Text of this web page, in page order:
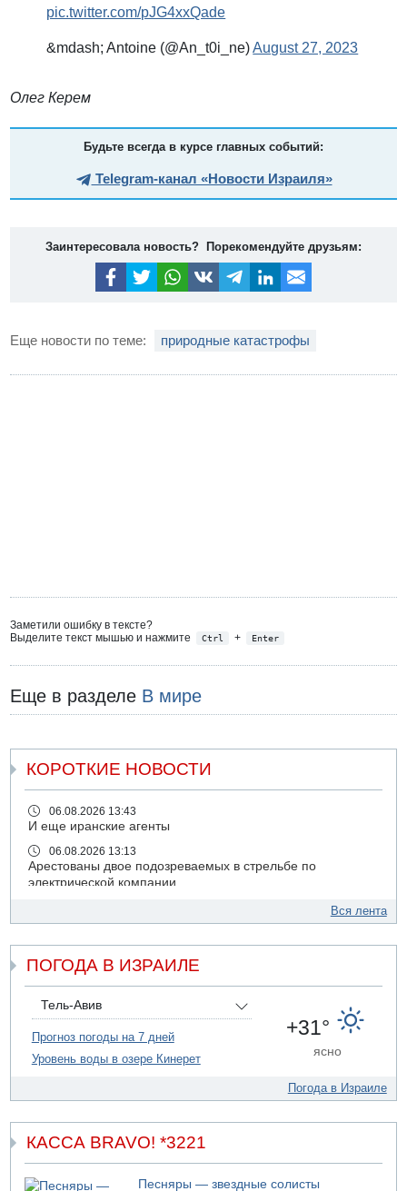
pic.twitter.com/pJG4xxQade
&mdash; Antoine (@An_t0i_ne)August 27, 2023
Олег Керем
Будьте всегда в курсе главных событий:
Telegram-канал «Новости Израиля»
Заинтересовала новость? Порекомендуйте друзьям:
Еще новости по теме: природные катастрофы
Заметили ошибку в тексте?
Выделите текст мышью и нажмите
Ctrl + Enter
Еще в разделе В мире
КОРОТКИЕ НОВОСТИ
06.08.2026 13:43
И еще иранские агенты
06.08.2026 13:13
Арестованы двое подозреваемых в стрельбе по
электрической компании
Возле Кирьят-Арбы пожар на местности
06.08.2026 12:06
США не будут давить на Израиль в вопросе Ливана
06.08.2026 11:41
Трое подростков ограбили сексшоп в Холоне
Взрыв в Северном Тель-Авиве
06.08.2026 08:11
Израиль провел испытания системы противоракетной
обороны "Хец"
05.08.2026 18:28
МАДА призывает израильтян срочно сдавать кровь
Вся лента
ПОГОДА В ИЗРАИЛЕ
Тель-Авив
Прогноз погоды на 7 дней
Уровень воды в озере Кинерет
+31°
ясно
Погода в Израиле
КАССА BRAVO! *3221
Песняры — звездные солисты